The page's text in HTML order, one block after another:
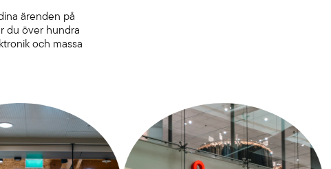
ärenden på
du över hundra
och massa